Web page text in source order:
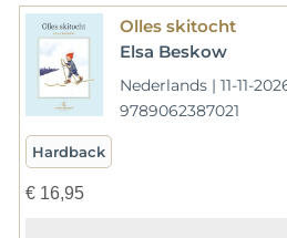
Olles skitocht
Elsa Beskow
Nederlands | 11-11-
9789062387021
Hardback
€16,95